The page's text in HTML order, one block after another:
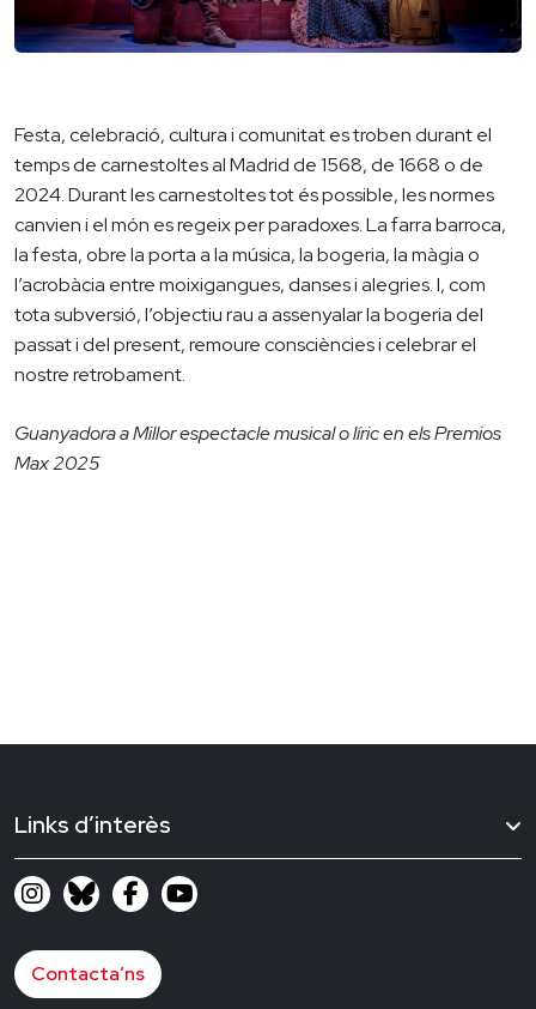
Festa, celebració, cultura i comunitat es troben durant el
temps de carnestoltes al Madrid de 1568, de 1668 o de
2024. Durant les carnestoltes tot és possible, les normes
canvien i el món es regeix per paradoxes. La farra barroca,
la festa, obre la porta a la música, la bogeria, la màgia o
l’acrobàcia entre moixigangues, danses i alegries. I, com
tota subversió, l’objectiu rau a assenyalar la bogeria del
passat i del present, remoure consciències i celebrar el
nostre retrobament.
Guanyadora a Millor espectacle musical o líric en els Premios
Max 2025
Links d’interès
Contacta’ns